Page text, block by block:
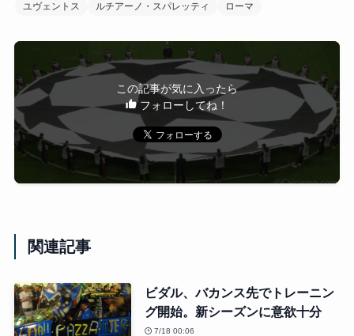
ユヴェントス
ルチアーノ・スパレッティ ローマ
この記事が気に入ったら
フォローしてね！
関連記事
ビダル、バカンス先でトレーニン
グ開始。新シーズンに意欲十分
7/18 00:06